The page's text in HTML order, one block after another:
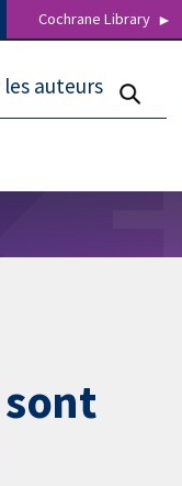
Cochrane Library
les auteurs